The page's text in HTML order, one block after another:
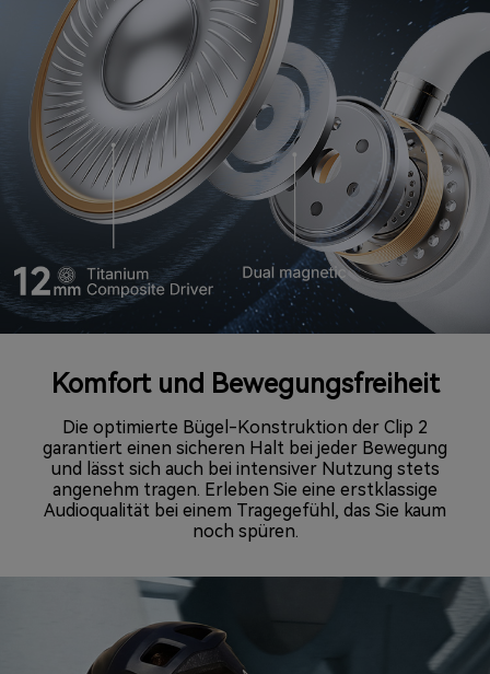
Komfort und Bewegungsfreiheit
Die optimierte Bügel-Konstruktion der Clip 2
garantiert einen sicheren Halt bei jeder Bewegung
und lässt sich auch bei intensiver Nutzung stets
angenehm tragen. Erleben Sie eine erstklassige
Audioqualität bei einem Tragegefühl, das Sie kaum
noch spüren.